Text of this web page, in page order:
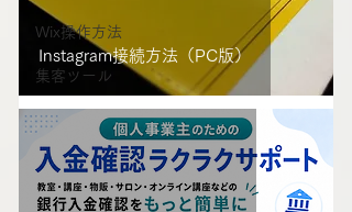
Wix操作方法
集客ツール
Instagram接続方法（PC版）